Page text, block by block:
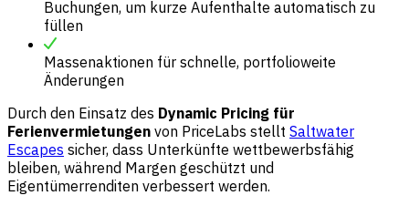
Buchungen, um kurze Aufenthalte automatisch zu
füllen
Massenaktionen für schnelle, portfolioweite
Änderungen
Durch den Einsatz des Dynamic Pricing für
Ferienvermietungen von PriceLabs stellt Saltwater
Escapes sicher, dass Unterkünfte wettbewerbsfähig
bleiben, während Margen geschützt und
Eigentümerrenditen verbessert werden.